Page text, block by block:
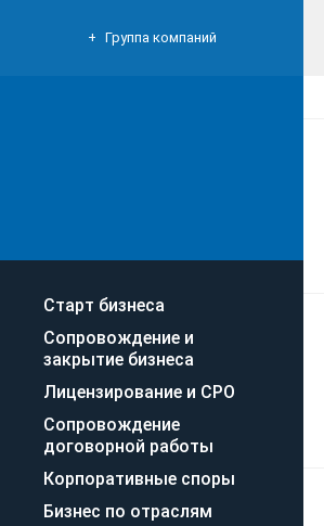
Группа компаний
Старт бизнеса
Сопровождение и
закрытие бизнеса
Лицензирование и СРО
Сопровождение
договорной работы
Корпоративные споры
Бизнес по отраслям